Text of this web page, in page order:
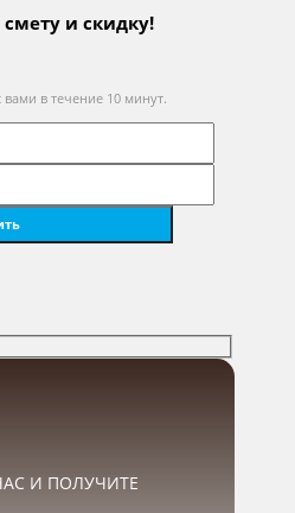
и скидку!
вами в течение 10 минут.
И ПОЛУЧИТЕ